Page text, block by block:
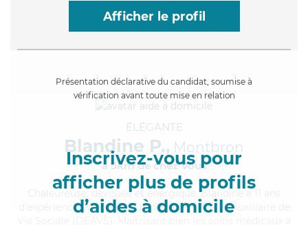
Afficher le profil
Présentation déclarative du candidat, soumise à
vérification avant toute mise en relation
Inscrivez-vous pour
afficher plus de profils
d’aides à domicile
ÉLÉGANTE
Blandine P., Montbron
à 5km de chez Vous
, dévouée et énergique, Blandine a 11 ans
d'expérience et possède un diplôme d'État d'Auxiliaire de